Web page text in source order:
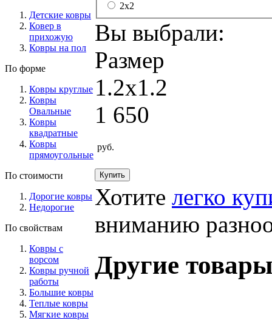
Детские ковры
Ковер в
прихожую
Ковры на пол
По форме
Ковры круглые
Ковры
Овальные
Ковры
квадратные
Ковры
прямоугольные
По стоимости
Дорогие ковры
Недорогие
По свойствам
Ковры с
ворсом
Ковры ручной
работы
Большие ковры
Теплые ковры
Мягкие ковры
2x2
Вы выбрали:
Размер
1.2x1.2
1 650
руб.
Хотите легко
вниманию
Другие